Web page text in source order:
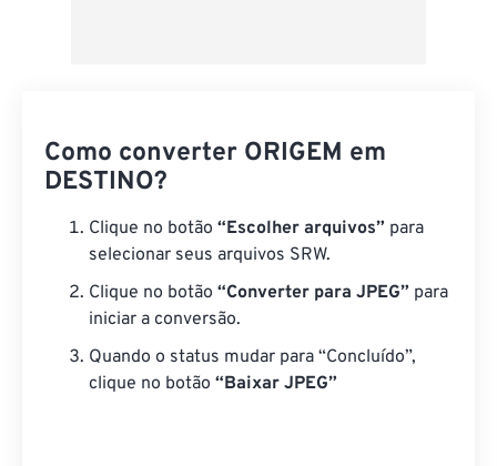
Como converter ORIGEM em
DESTINO?
Clique no botão “Escolher arquivos” para
selecionar seus arquivos SRW.
Clique no botão “Converter para JPEG” para
iniciar a conversão.
Quando o status mudar para “Concluído”,
clique no botão “Baixar JPEG”